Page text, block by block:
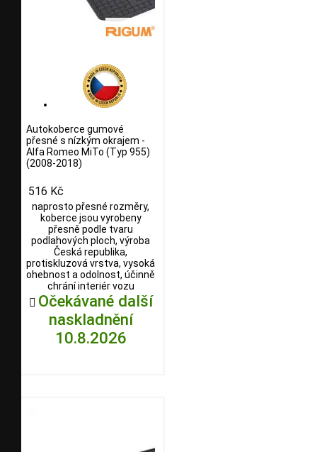
Autokoberce gumové
přesné s nízkým okrajem -
Alfa Romeo MiTo (Typ 955)
(2008-2018)
516 Kč
naprosto přesné rozměry,
koberce jsou vyrobeny
přesně podle tvaru
podlahových ploch, výroba
Česká republika,
protiskluzová vrstva, vysoká
ohebnost a odolnost, účinně
chrání interiér vozu
 Očekávané další
naskladnění
10.8.2026